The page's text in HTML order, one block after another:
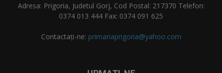
Adresa: Prigoria, Judetul Gorj, Cod Postal: 217370 Telefon:
0374 013 444 Fax: 0374 091 625
Contactați-ne: primariaprigoria@yahoo.com